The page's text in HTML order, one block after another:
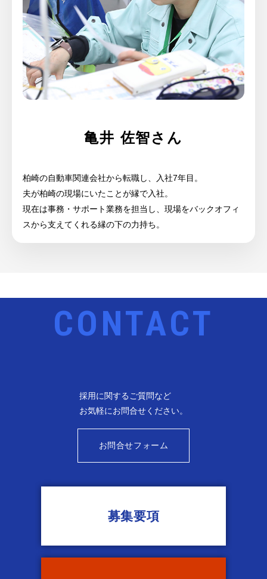
亀井 佐智さん
柏崎の自動車関連会社から転職し、入社7年目。
夫が柏崎の現場にいたことが縁で入社。
現在は事務・サポート業務を担当し、現場をバックオフィ
スから支えてくれる縁の下の力持ち。
採用に関するご質問など
お気軽にお問合せください。
お問合せフォーム
募集要項